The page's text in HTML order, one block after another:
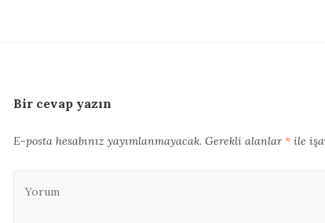
Bir cevap yazın
E-posta hesabınız yayımlanmayacak. Gerekli alanlar*ile